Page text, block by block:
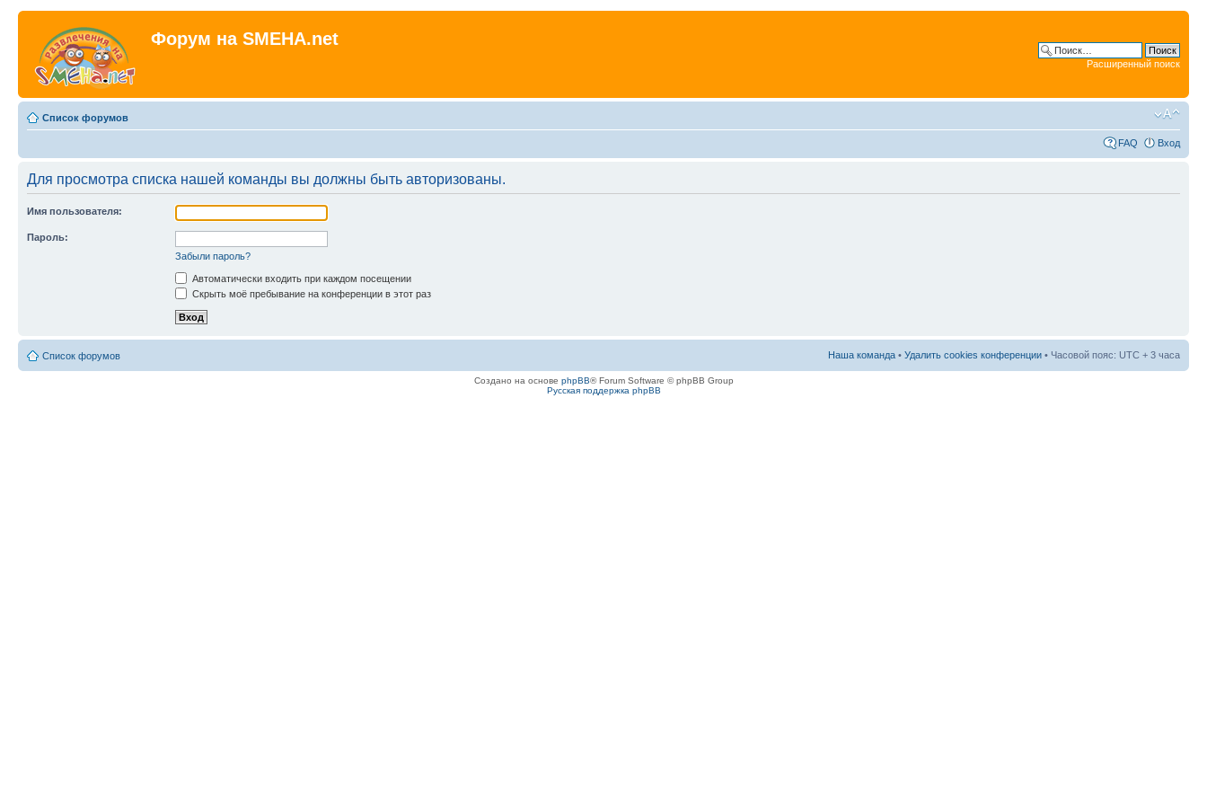
Форум на SMEHA.net
Расширенный поиск
Список форумов
FAQ Вход
Для просмотра списка нашей команды вы должны быть авторизованы.
Имя пользователя:
Пароль:
Забыли пароль?
Автоматически входить при каждом посещении
Скрыть моё пребывание на конференции в этот раз
Список форумов Наша команда • Удалить cookies конференции • Часовой пояс: UTC + 3 часа
Создано на основе phpBB® Forum Software © phpBB Group
Русская поддержка phpBB